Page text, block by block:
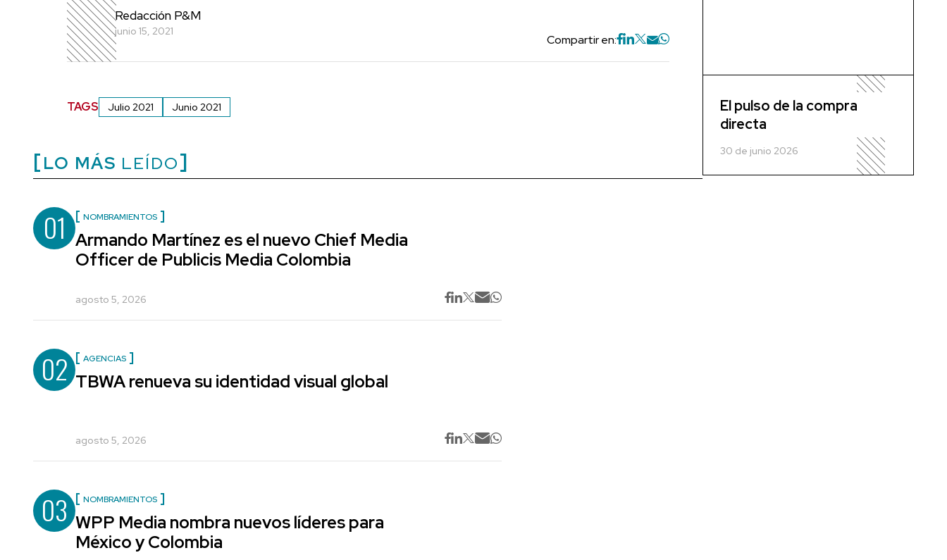
Redacción P&M
junio 15, 2021
Compartir en:
TAGS Julio 2021 Junio 2021
LO MÁS LEÍDO
01 NOMBRAMIENTOS
Armando Martínez es el nuevo Chief Media
Officer de Publicis Media Colombia
agosto 5, 2026
02 AGENCIAS
TBWA renueva su identidad visual global
agosto 5, 2026
03 NOMBRAMIENTOS
WPP Media nombra nuevos líderes para
México y Colombia
El pulso de la compra
directa
30 de junio 2026